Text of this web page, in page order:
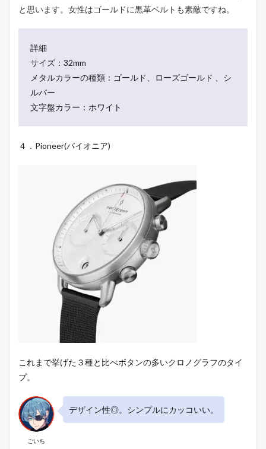
と思います。女性はゴールドに黒革ベルトも素敵ですね。
詳細
サイズ：32mm
メタルカラーの種類：ゴールド、ローズゴールド 、シ
ルバー
文字盤カラー：ホワイト
４．Pioneer(パイオニア)
これまで挙げた３種と比べボタンの多いクロノグラフのタイ
プ。
ごいち
デザイン性◎。シンプルにカッコいい。